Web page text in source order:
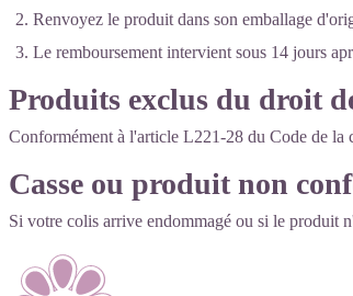
Renvoyez le produit dans son emballage
Le remboursement intervient sous 14 jours
Produits exclus du droit
Conformément à l'article L221‑28 du Code de la
Casse ou produit non
Si votre colis arrive endommagé ou si le produit